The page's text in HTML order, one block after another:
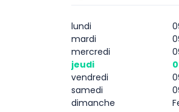
lundi
mardi
mercredi
jeudi
vendredi
samedi
dimanche